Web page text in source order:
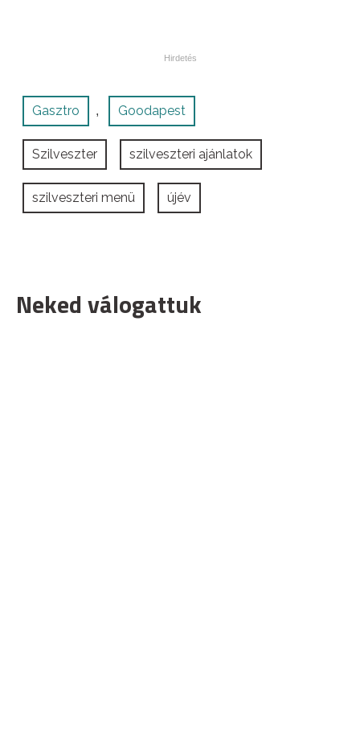
Gasztro , Goodapest
Szilveszter szilveszteri ajánlatok
szilveszteri menü újév
Neked válogattuk